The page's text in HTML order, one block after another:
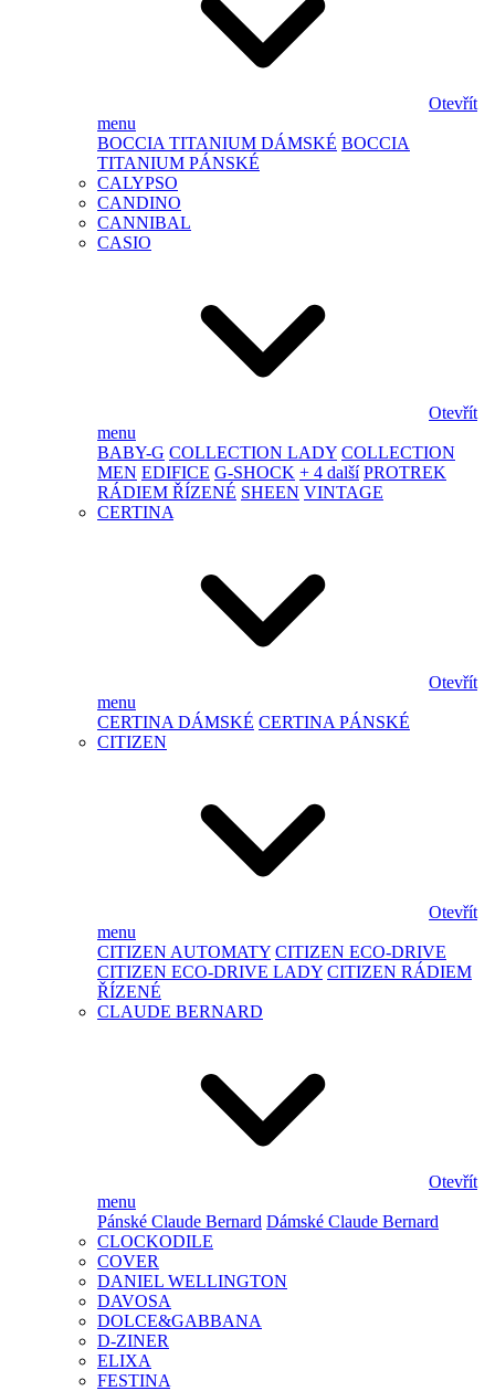
Otevřít
menu
BOCCIA TITANIUM DÁMSKÉ BOCCIA
TITANIUM PÁNSKÉ
CALYPSO
CANDINO
CANNIBAL
CASIO
Otevřít
menu
BABY-G COLLECTION LADY COLLECTION
MEN EDIFICE G-SHOCK + 4 další PROTREK
RÁDIEM ŘÍZENÉ SHEEN VINTAGE
CERTINA
Otevřít
menu
CERTINA DÁMSKÉ CERTINA PÁNSKÉ
CITIZEN
Otevřít
menu
CITIZEN AUTOMATY CITIZEN ECO-DRIVE
CITIZEN ECO-DRIVE LADY CITIZEN RÁDIEM
ŘÍZENÉ
CLAUDE BERNARD
Otevřít
menu
Pánské Claude Bernard Dámské Claude Bernard
CLOCKODILE
COVER
DANIEL WELLINGTON
DAVOSA
DOLCE&GABBANA
D-ZINER
ELIXA
FESTINA